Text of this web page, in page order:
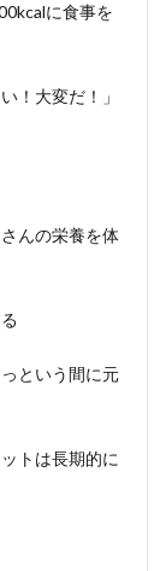
に食事を
大変だ！」
んの栄養を体
という間に元
トは長期的に